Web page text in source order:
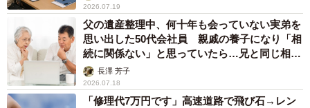
2026.07.19
父の遺産整理中、何十年も会っていない実弟を
思い出した50代会社員 親戚の養子になり「相
続に関係ない」と思っていたら…兄と同じ相続
権【行政書士が解説】
長澤 芳子
2026.07.18
「修理代7万円です」高速道路で飛び石→レン